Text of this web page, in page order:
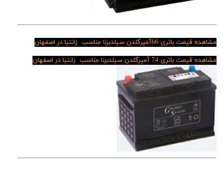
مشاهده قیمت باتری 66آمپرگلدن سیلدبرنا مناسب زانتیا در اصفهان
مشاهده قیمت باتری 74 آمپرگلدن سیلدبرنا مناسب زانتیا در اصفهان